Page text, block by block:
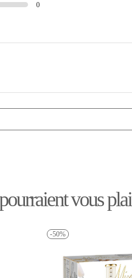
0
vous